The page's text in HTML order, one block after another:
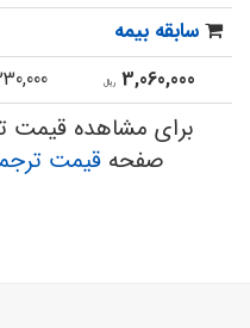
سابقه بیمه
3,060,000 ریال
برای مشاهده قیمت
صفحهقیمت